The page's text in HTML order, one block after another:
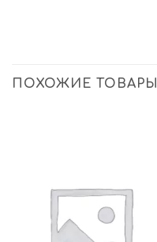
ПОХОЖИЕ ТОВАРЫ